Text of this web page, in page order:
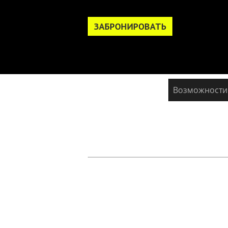
ЗАБРОНИРОВАТЬ
Возможности